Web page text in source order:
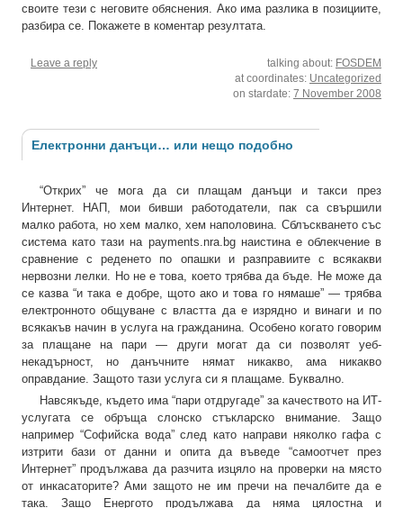
своите тези с неговите обяснения. Ако има разлика в позициите,
разбира се. Покажете в коментар резултата.
Leave a reply talking about: FOSDEM
at coordinates: Uncategorized
on stardate: 7 November 2008
Електронни данъци… или нещо подобно
“Открих” че мога да си плащам данъци и такси през
Интернет. НАП, мои бивши работодатели, пак са свършили
малко работа, но хем малко, хем наполовина. Сблъскването със
система като тази на payments.nra.bg наистина е облекчение в
сравнение с реденето по опашки и разправиите с всякакви
нервозни лелки. Но не е това, което трябва да бъде. Не може да
се казва “и така е добре, щото ако и това го нямаше” — трябва
електронното общуване с властта да е изрядно и винаги и по
всякакъв начин в услуга на гражданина. Особено когато говорим
за плащане на пари — други могат да си позволят уеб-
некадърност, но данъчните нямат никакво, ама никакво
оправдание. Защото тази услуга си я плащаме. Буквално.
Навсякъде, където има “пари отдругаде” за качеството на ИТ-
услугата се обръща слонско стъкларско внимание. Защо
например “Софийска вода” след като направи няколко гафа с
изтрити бази от данни и опита да въведе “самоотчет през
Интернет” продължава да разчита изцяло на проверки на място
от инкасаторите? Ами защото не им пречи на печалбите да е
така. Защо Енергото продължава да няма цялостна и